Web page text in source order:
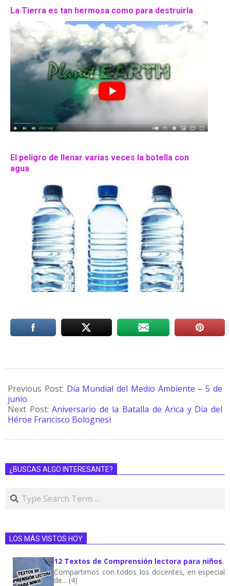
La Tierra es tan hermosa como para destruirla
El peligro de llenar varias veces la botella con
agua
Previous Post: Día Mundial del Medio Ambiente – 5 de
junio
Next Post:Aniversario de la Batalla de Arica y Día del
Héroe Francisco Bolognesi
¿BUSCAS ALGO INTERESANTE?
LOS MÁS VISTOS HOY
12 Textos de Comprensión lectora para niños
Compartimos con todos los docentes, en especial
de... (4)